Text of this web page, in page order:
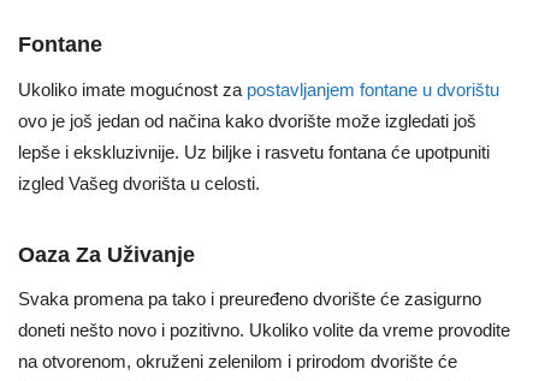
Fontane
Ukoliko imate mogućnost za postavljanjem fontane u dvorištu
ovo je još jedan od načina kako dvorište može izgledati još
lepše i ekskluzivnije. Uz biljke i rasvetu fontana će upotpuniti
izgled Vašeg dvorišta u celosti.
Oaza Za Uživanje
Svaka promena pa tako i preuređeno dvorište će zasigurno
doneti nešto novo i pozitivno. Ukoliko volite da vreme provodite
na otvorenom, okruženi zelenilom i prirodom dvorište će